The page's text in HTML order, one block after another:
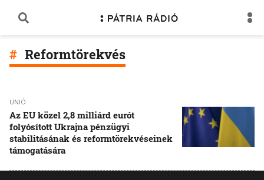
Reformtörekvés
UNIÓ
Az EU közel 2,8 milliárd eurót
folyósított Ukrajna pénzügyi
stabilitásának és reformtörekvéseinek
támogatására